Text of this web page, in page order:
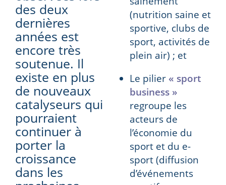
des deux
dernières
années est
encore très
soutenue. Il
existe en plus
de nouveaux
catalyseurs qui
pourraient
continuer à
porter la
croissance
dans les
(nutrition saine et
sportive, clubs de
sport, activités de
plein air) ; et
Le pilier « sport
business »
regroupe les
acteurs de
l’économie du
sport et du e-
sport (diffusion
d’événements